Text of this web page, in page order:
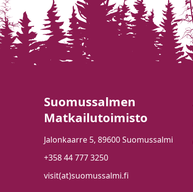
Suomussalmen
Matkailutoimisto
Jalonkaarre 5, 89600 Suomussalmi
+358 44 777 3250
visit(at)suomussalmi.fi